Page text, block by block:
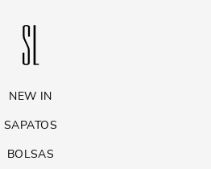
NEW IN
SAPATOS
BOLSAS